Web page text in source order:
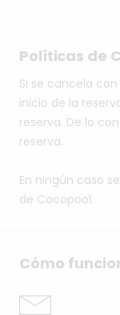
Políticas de
Si se cancela
inicio de la
reserva. De lo
reserva.
En ningún caso
de Cocopool.
Cómo